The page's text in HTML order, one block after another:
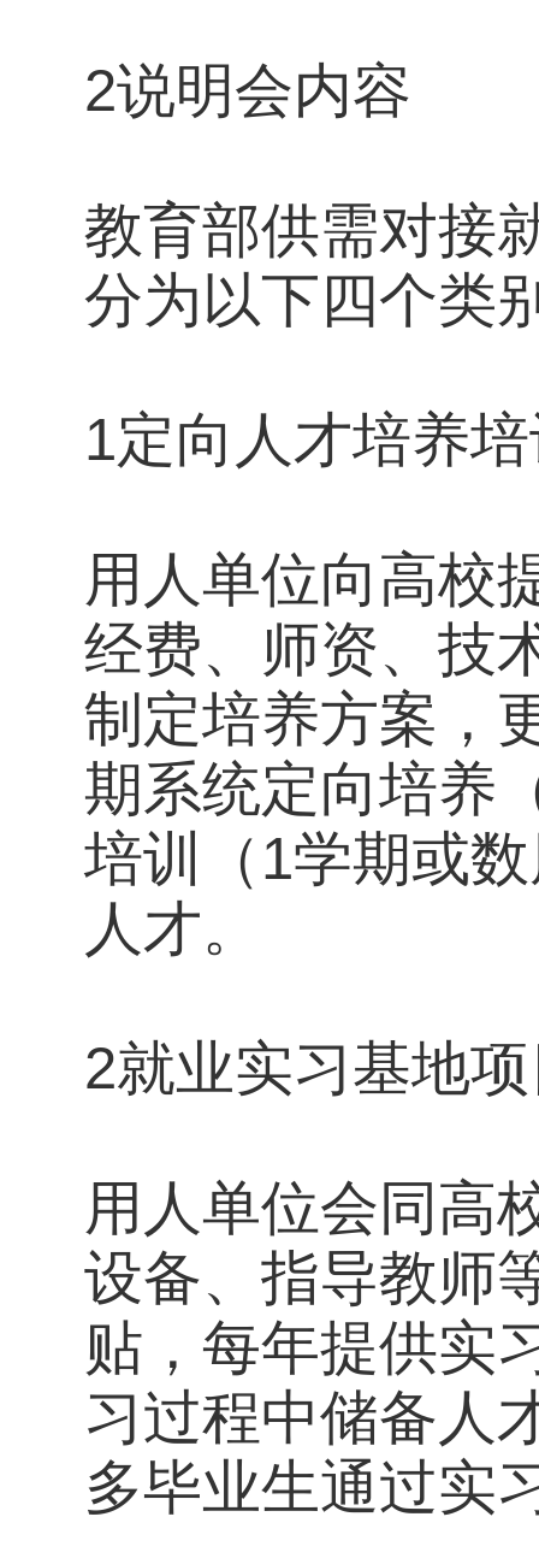
2说明会内容
教育部供需对接
分为以下四个类
1定向人才培养
用人单位向高校
经费、师资、技
制定培养方案，
期系统定向培养
培训（1学期或
人才。
2就业实习基地
用人单位会同高
设备、指导教师
贴，每年提供实
习过程中储备人
多毕业生通过实